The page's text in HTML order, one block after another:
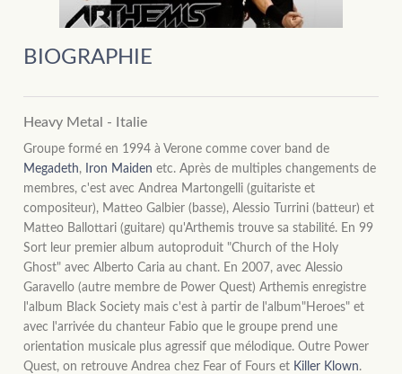
BIOGRAPHIE
Heavy Metal - Italie
Groupe formé en 1994 à Verone comme cover band de
Megadeth, Iron Maiden etc. Après de multiples changements de
membres, c'est avec Andrea Martongelli (guitariste et
compositeur), Matteo Galbier (basse), Alessio Turrini (batteur) et
Matteo Ballottari (guitare) qu'Arthemis trouve sa stabilité. En 99
Sort leur premier album autoproduit "Church of the Holy
Ghost" avec Alberto Caria au chant. En 2007, avec Alessio
Garavello (autre membre de Power Quest) Arthemis enregistre
l'album Black Society mais c'est à partir de l'album"Heroes" et
avec l'arrivée du chanteur Fabio que le groupe prend une
orientation musicale plus agressif que mélodique. Outre Power
Quest, on retrouve Andrea chez Fear of Fours et Killer Klown.